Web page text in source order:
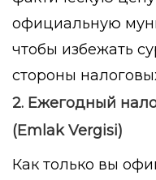
официальную
чтобы избежать
стороны
2. Ежегодный
(Emlak Vergisi)
Как только вы